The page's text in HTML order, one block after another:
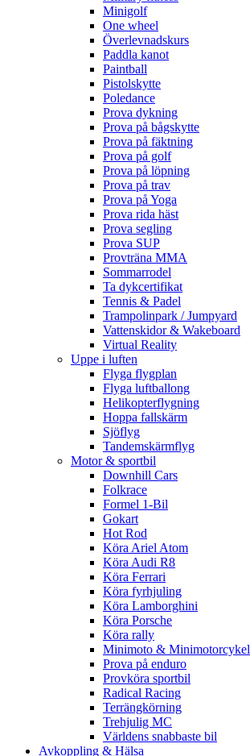
Minigolf
One wheel
Överlevnadskurs
Paddla kanot
Paintball
Pistolskytte
Poledance
Prova dykning
Prova på bågskytte
Prova på fäktning
Prova på golf
Prova på löpning
Prova på trav
Prova på Yoga
Prova rida häst
Prova segling
Prova SUP
Provträna MMA
Sommarrodel
Ta dykcertifikat
Tennis & Padel
Trampolinpark / Jumpyard
Vattenskidor & Wakeboard
Virtual Reality
Uppe i luften
Flyga flygplan
Flyga luftballong
Helikopterflygning
Hoppa fallskärm
Sjöflyg
Tandemskärmflyg
Motor & sportbil
Downhill Cars
Folkrace
Formel 1-Bil
Gokart
Hot Rod
Köra Ariel Atom
Köra Audi R8
Köra Ferrari
Köra fyrhjuling
Köra Lamborghini
Köra Porsche
Köra rally
Minimoto & Minimotorcykel
Prova på enduro
Provköra sportbil
Radical Racing
Terrängkörning
Trehjulig MC
Världens snabbaste bil
Avkoppling & Hälsa